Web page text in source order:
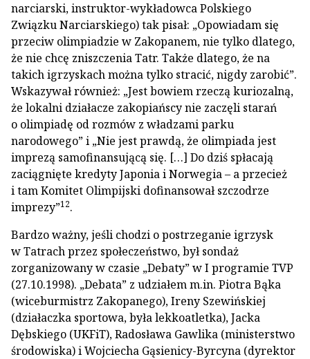
narciarski, instruktor-wykładowca Polskiego
Związku Narciarskiego) tak pisał: „Opowiadam się
przeciw olimpiadzie w Zakopanem, nie tylko dlatego,
że nie chcę zniszczenia Tatr. Także dlatego, że na
takich igrzyskach można tylko stracić, nigdy zarobić”.
Wskazywał również: „Jest bowiem rzeczą kuriozalną,
że lokalni działacze zakopiańscy nie zaczęli starań
o olimpiadę od rozmów z władzami parku
narodowego” i „Nie jest prawdą, że olimpiada jest
imprezą samofinansującą się. […] Do dziś spłacają
zaciągnięte kredyty Japonia i Norwegia – a przecież
i tam Komitet Olimpijski dofinansował szczodrze
imprezy”12.
Bardzo ważny, jeśli chodzi o postrzeganie igrzysk
w Tatrach przez społeczeństwo, był sondaż
zorganizowany w czasie „Debaty” w I programie TVP
(27.10.1998). „Debata” z udziałem m.in. Piotra Bąka
(wiceburmistrz Zakopanego), Ireny Szewińskiej
(działaczka sportowa, była lekkoatletka), Jacka
Dębskiego (UKFiT), Radosława Gawlika (ministerstwo
środowiska) i Wojciecha Gąsienicy-Byrcyna (dyrektor